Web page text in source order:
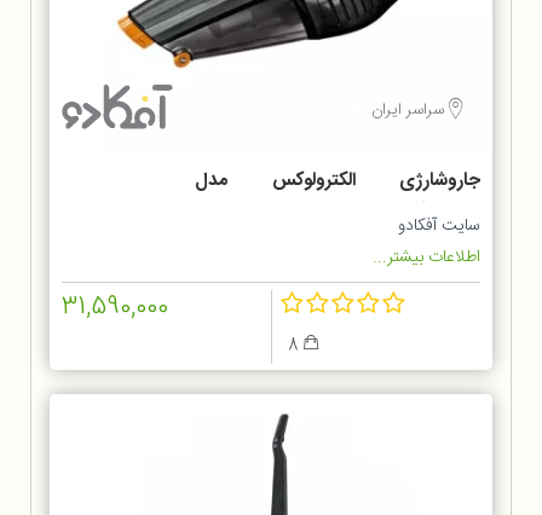
سراسر ایران
جاروشارژی الکترولوکس مدل
ZB6214IGM
سایت آفکادو
اطلاعات بیشتر...
31,590,000